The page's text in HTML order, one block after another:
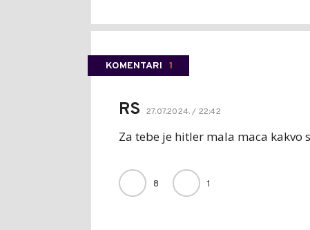
KOMENTARI 1
RS 27.07.2024. / 22:42
Za tebe je hitler mala maca kakvo
8 1